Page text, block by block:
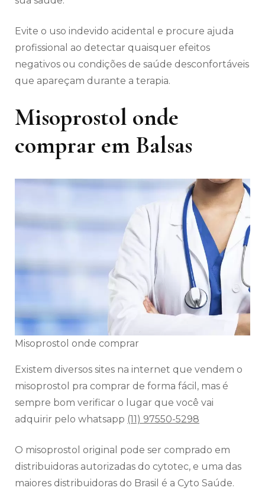
Evite o uso indevido acidental e procure ajuda
profissional ao detectar quaisquer efeitos
negativos ou condições de saúde desconfortáveis
​​que apareçam durante a terapia.
Misoprostol onde
comprar em Balsas
Misoprostol onde comprar
Existem diversos sites na internet que vendem o
misoprostol pra comprar de forma fácil, mas é
sempre bom verificar o lugar que você vai
adquirir pelo whatsapp (11) 97550-5298
O misoprostol original pode ser comprado em
distribuidoras autorizadas do cytotec, e uma das
maiores distribuidoras do Brasil é a Cyto Saúde.